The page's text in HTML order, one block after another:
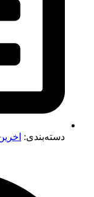
دسته‌بندی: اخرین